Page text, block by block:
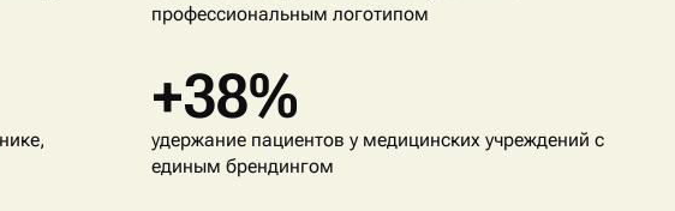
профессиональным логотипом
+38%
удержание пациентов у медицинских учреждений с
единым брендингом